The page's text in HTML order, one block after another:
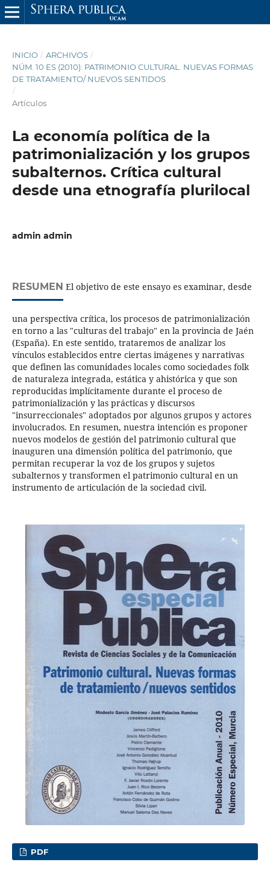
INICIO / ARCHIVOS /
NÚM. 10 ES (2010): PATRIMONIO CULTURAL. NUEVAS FORMAS
DE TRATAMIENTO/ NUEVOS SENTIDOS
/
Artículos
La economía política de la
patrimonialización y los grupos
subalternos. Crítica cultural
desde una etnografía plurilocal
admin admin
RESUMEN El objetivo de este ensayo es examinar, desde
una perspectiva crítica, los procesos de patrimonialización
en torno a las "culturas del trabajo" en la provincia de Jaén
(España). En este sentido, trataremos de analizar los
vínculos establecidos entre ciertas imágenes y narrativas
que definen las comunidades locales como sociedades folk
de naturaleza integrada, estática y ahistórica y que son
reproducidas implícitamente durante el proceso de
patrimonialización y las prácticas y discursos
"insurreccionales" adoptados por algunos grupos y actores
involucrados. En resumen, nuestra intención es proponer
nuevos modelos de gestión del patrimonio cultural que
inauguren una dimensión política del patrimonio, que
permitan recuperar la voz de los grupos y sujetos
subalternos y transformen el patrimonio cultural en un
instrumento de articulación de la sociedad civil.
PDF